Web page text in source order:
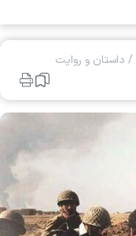
/ داستان و روایت